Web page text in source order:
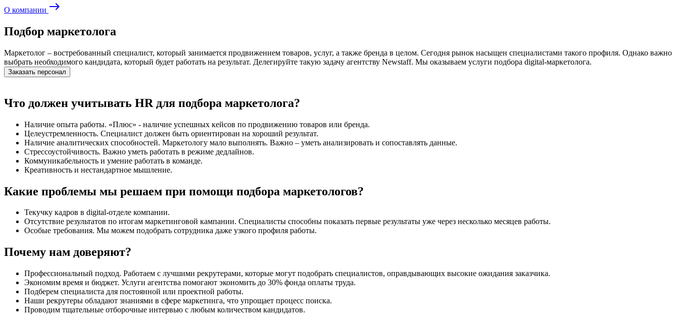
О компании east
Подбор маркетолога
Маркетолог – востребованный специалист, который занимается продвижением товаров, услуг, а также бренда в целом. Сегодня рынок насыщен специалистами такого профиля. Однако важно
выбрать необходимого кандидата, который будет работать на результат. Делегируйте такую задачу агентству Newstaff. Мы оказываем услуги подбора digital-маркетолога.
Заказать персонал
Что должен учитывать HR для подбора маркетолога?
Наличие опыта работы. «Плюс» - наличие успешных кейсов по продвижению товаров или бренда.
Целеустремленность. Специалист должен быть ориентирован на хороший результат.
Наличие аналитических способностей. Маркетологу мало выполнять. Важно – уметь анализировать и сопоставлять данные.
Стрессоустойчивость. Важно уметь работать в режиме дедлайнов.
Коммуникабельность и умение работать в команде.
Креативность и нестандартное мышление.
Какие проблемы мы решаем при помощи подбора маркетологов?
Текучку кадров в digital-отделе компании.
Отсутствие результатов по итогам маркетинговой кампании. Специалисты способны показать первые результаты уже через несколько месяцев работы.
Особые требования. Мы можем подобрать сотрудника даже узкого профиля работы.
Почему нам доверяют?
Профессиональный подход. Работаем с лучшими рекрутерами, которые могут подобрать специалистов, оправдывающих высокие ожидания заказчика.
Экономим время и бюджет. Услуги агентства помогают экономить до 30% фонда оплаты труда.
Подберем специалиста для постоянной или проектной работы.
Наши рекрутеры обладают знаниями в сфере маркетинга, что упрощает процесс поиска.
Проводим тщательные отборочные интервью с любым количеством кандидатов.